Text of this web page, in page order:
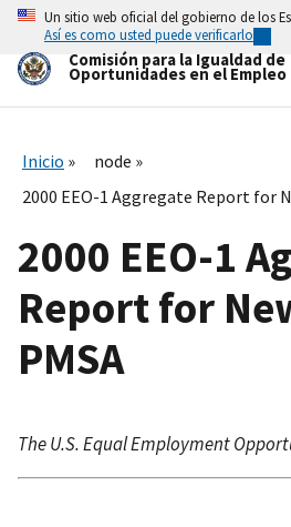
Skip
main
content
Un sitio web oficial del gobierno de los
Así es como usted puede verificarlo
Comisión para la Igualdad de
Oportunidades en el Empleo
Inicio
node
2000 EEO-1 Aggregate Report for
2000 EEO-1
Report for
PMSA
The U.S. Equal Employment